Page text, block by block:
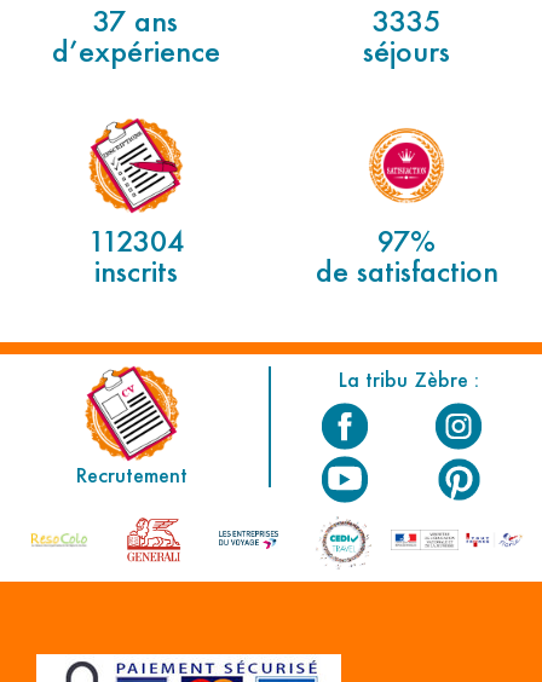
37 ans
d’expérience
3335
séjours
112304
inscrits
97%
de satisfaction
Recrutement
La tribu Zèbre :